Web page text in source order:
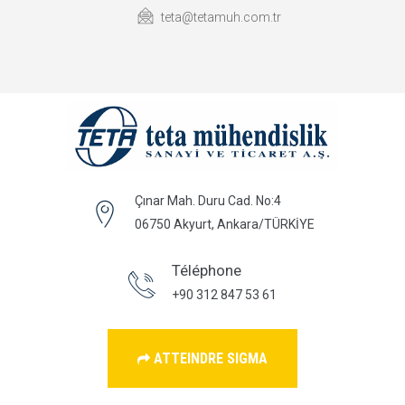
teta@tetamuh.com.tr
Çınar Mah. Duru Cad. No:4
06750 Akyurt, Ankara/TÜRKİYE
Téléphone
+90 312 847 53 61
ATTEINDRE SIGMA